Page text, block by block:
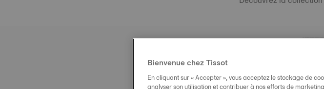
Bienvenue chez Tissot
En cliquant sur « Accepter », vous acceptez le stockage de
analyser son utilisation et contribuer à nos efforts de